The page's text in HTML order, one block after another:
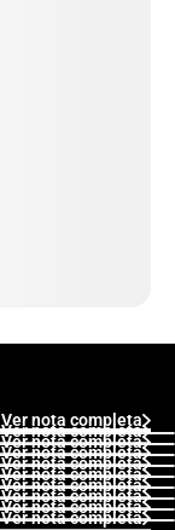
Ver nota completa
Ver nota completa
Ver nota completa
Ver nota completa
Ver nota completa
Ver nota completa
Ver nota completa
Ver nota completa
Ver nota completa
Ver nota completa